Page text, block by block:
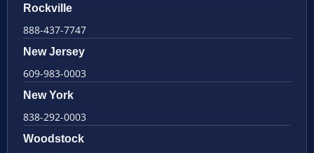
Rockville
888-437-7747
New Jersey
609-983-0003
New York
838-292-0003
Woodstock